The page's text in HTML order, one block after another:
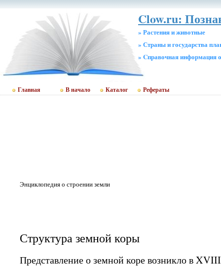
Clow.ru:
» Растения и животные
» Страны и государства
» Cправочная информация
Главная В начало Каталог Рефераты
Энциклопедия о строении земли
Структура земной коры
Представление о земной коре возникло в